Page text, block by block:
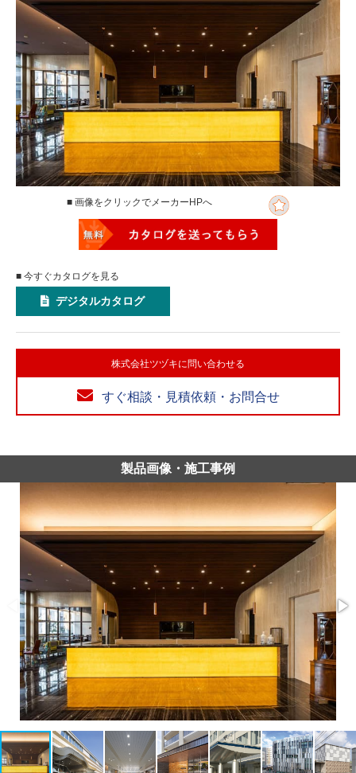
■ 画像をクリックでメーカーHPへ
■ 今すぐカタログを見る
デジタルカタログ
株式会社ツヅキに問い合わせる
すぐ相談・見積依頼・お問合せ
製品画像・施工事例